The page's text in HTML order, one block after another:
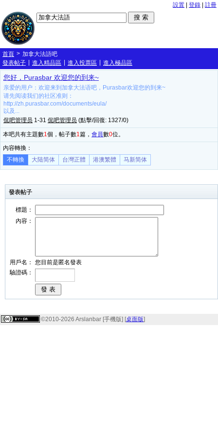
設置 登錄 註冊
首頁 > 加拿大法語吧
發表帖子
進入精品區 進入投票區 進入極品區
您好，Purasbar 欢迎您的到来~
亲爱的用户：欢迎来到加拿大法语吧，Purasbar欢迎您的到来~
请先阅读我们的社区准则：
http://zh.purasbar.com/documents/eula/
以及...
侃吧管理员 1-31 侃吧管理员 (點擊/回復: 1327/0)
本吧共有主題數1個，帖子數1篇， 會員數0位。
內容轉換：
不轉換
大陆简体 台灣正體 港澳繁體 马新简体
發表帖子
標題：
內容：
用戶名：
您目前是匿名發表
驗證碼：
©2010-2026 Arslanbar [手機版] [桌面版]